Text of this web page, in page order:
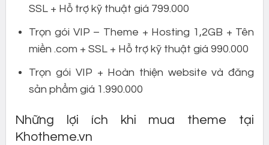
SSL + Hỗ trợ kỹ thuật giá 799.000
Trọn gói VIP – Theme + Hosting 1,2GB + Tên
miền .com + SSL + Hỗ trợ kỹ thuật giá 990.000
Trọn gói VIP + Hoàn thiện website và đăng
sản phẩm giá 1.990.000
Những lợi ích khi mua theme tại
Khotheme.vn